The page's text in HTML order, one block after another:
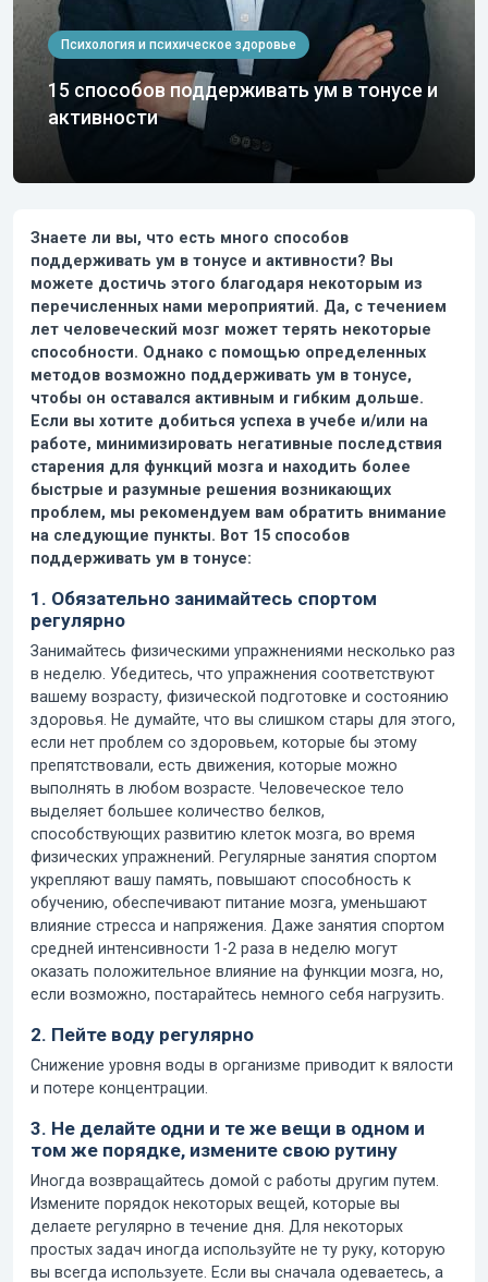
Психология и психическое здоровье
15 способов поддерживать ум в тонусе и
активности
Знаете ли вы, что есть много способов
поддерживать ум в тонусе и активности? Вы
можете достичь этого благодаря некоторым из
перечисленных нами мероприятий. Да, с течением
лет человеческий мозг может терять некоторые
способности. Однако с помощью определенных
методов возможно поддерживать ум в тонусе,
чтобы он оставался активным и гибким дольше.
Если вы хотите добиться успеха в учебе и/или на
работе, минимизировать негативные последствия
старения для функций мозга и находить более
быстрые и разумные решения возникающих
проблем, мы рекомендуем вам обратить внимание
на следующие пункты. Вот 15 способов
поддерживать ум в тонусе:
1. Обязательно занимайтесь спортом
регулярно
Занимайтесь физическими упражнениями несколько раз
в неделю. Убедитесь, что упражнения соответствуют
вашему возрасту, физической подготовке и состоянию
здоровья. Не думайте, что вы слишком стары для этого,
если нет проблем со здоровьем, которые бы этому
препятствовали, есть движения, которые можно
выполнять в любом возрасте. Человеческое тело
выделяет большее количество белков,
способствующих развитию клеток мозга, во время
физических упражнений. Регулярные занятия спортом
укрепляют вашу память, повышают способность к
обучению, обеспечивают питание мозга, уменьшают
влияние стресса и напряжения. Даже занятия спортом
средней интенсивности 1-2 раза в неделю могут
оказать положительное влияние на функции мозга, но,
если возможно, постарайтесь немного себя нагрузить.
2. Пейте воду регулярно
Снижение уровня воды в организме приводит к вялости
и потере концентрации.
3. Не делайте одни и те же вещи в одном и
том же порядке, измените свою рутину
Иногда возвращайтесь домой с работы другим путем.
Измените порядок некоторых вещей, которые вы
делаете регулярно в течение дня. Для некоторых
простых задач иногда используйте не ту руку, которую
вы всегда используете. Если вы сначала одеваетесь, а